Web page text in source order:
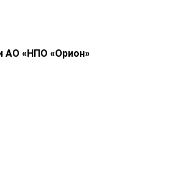
АО «НПО «Орион»